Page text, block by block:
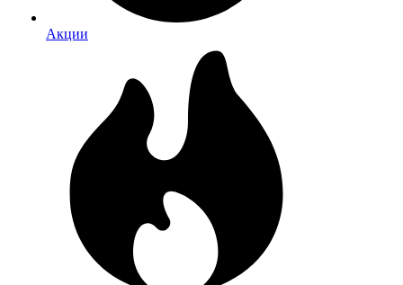
Акции